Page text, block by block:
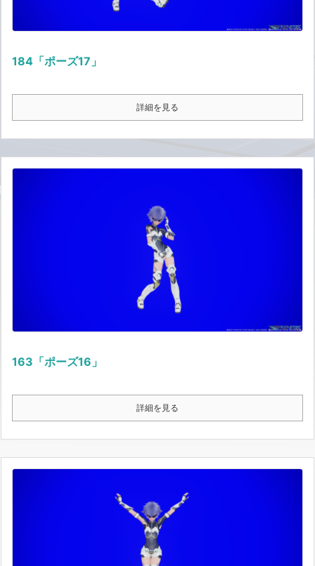
184「ポーズ17」
詳細を見る
163「ポーズ16」
詳細を見る